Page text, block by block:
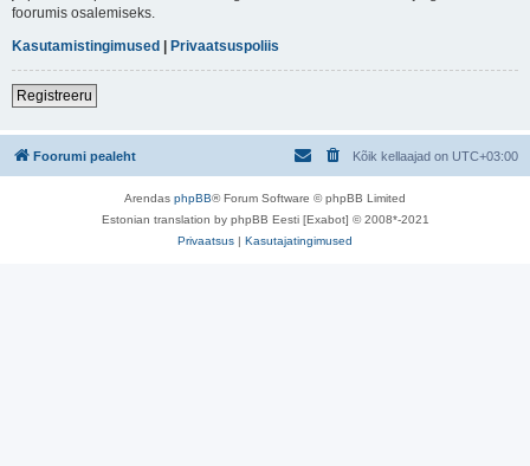
foorumis osalemiseks.
Kasutamistingimused | Privaatsuspoliis
Registreeru
Foorumi pealeht Kõik kellaajad on UTC+03:00
Arendas phpBB® Forum Software © phpBB Limited
Estonian translation by phpBB Eesti [Exabot] © 2008*-2021
Privaatsus | Kasutajatingimused